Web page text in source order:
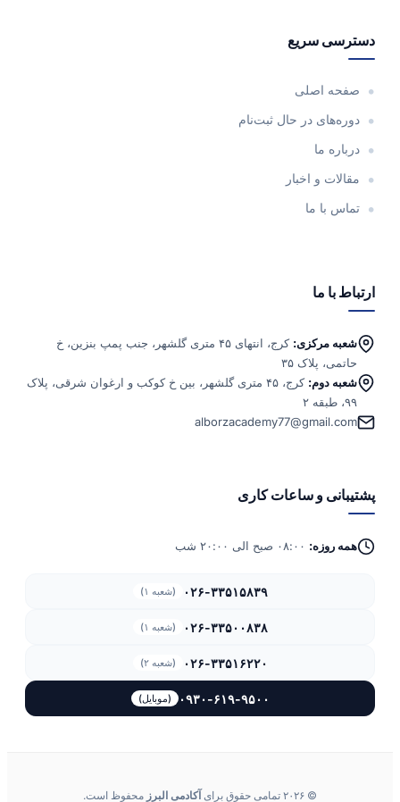
دسترسی سریع
صفحه اصلی
دوره‌های در حال ثبت‌نام
درباره ما
مقالات و اخبار
تماس با ما
ارتباط با ما
شعبه مرکزی:
کرج، انتهای ۴۵ متری گلشهر، جنب پمپ بنزین، خ
حاتمی، پلاک ۳۵
شعبه دوم:
کرج، ۴۵ متری گلشهر، بین خ کوکب و ارغوان شرقی، پلاک
۹۹، طبقه ۲
alborzacademy77@gmail.com
پشتیبانی و ساعات کاری
همه روزه:
۰۲۶-۳۳۵۱۵۸۳۹ (شعبه ۱)
۰۲۶-۳۳۵۰۰۸۳۸ (شعبه ۱)
۰۲۶-۳۳۵۱۶۲۲۰ (شعبه ۲)
۰۹۳۰-۶۱۹-۹۵۰۰ (موبایل)
© ۲۰۲۶ تمامی حقوق برای آکادمی البرز محفوظ است.